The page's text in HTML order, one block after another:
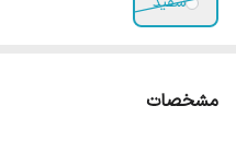
مشخصات